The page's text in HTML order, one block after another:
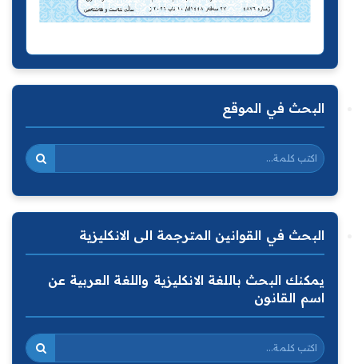
البحث في الموقع
البحث في القوانين المترجمة الى الانكليزية
يمكنك البحث باللغة الانكليزية واللغة العربية عن
اسم القانون